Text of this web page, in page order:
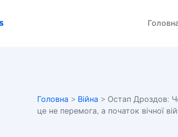
Головна > Війна > Остап Дроздов:
це не перемога, а початок вічної